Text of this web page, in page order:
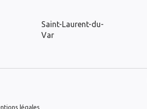
Saint-Laurent-du-
Var
légales